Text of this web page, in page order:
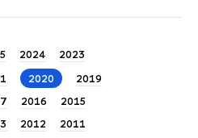
2024
2023
2020
2019
2016
2015
2012 2011